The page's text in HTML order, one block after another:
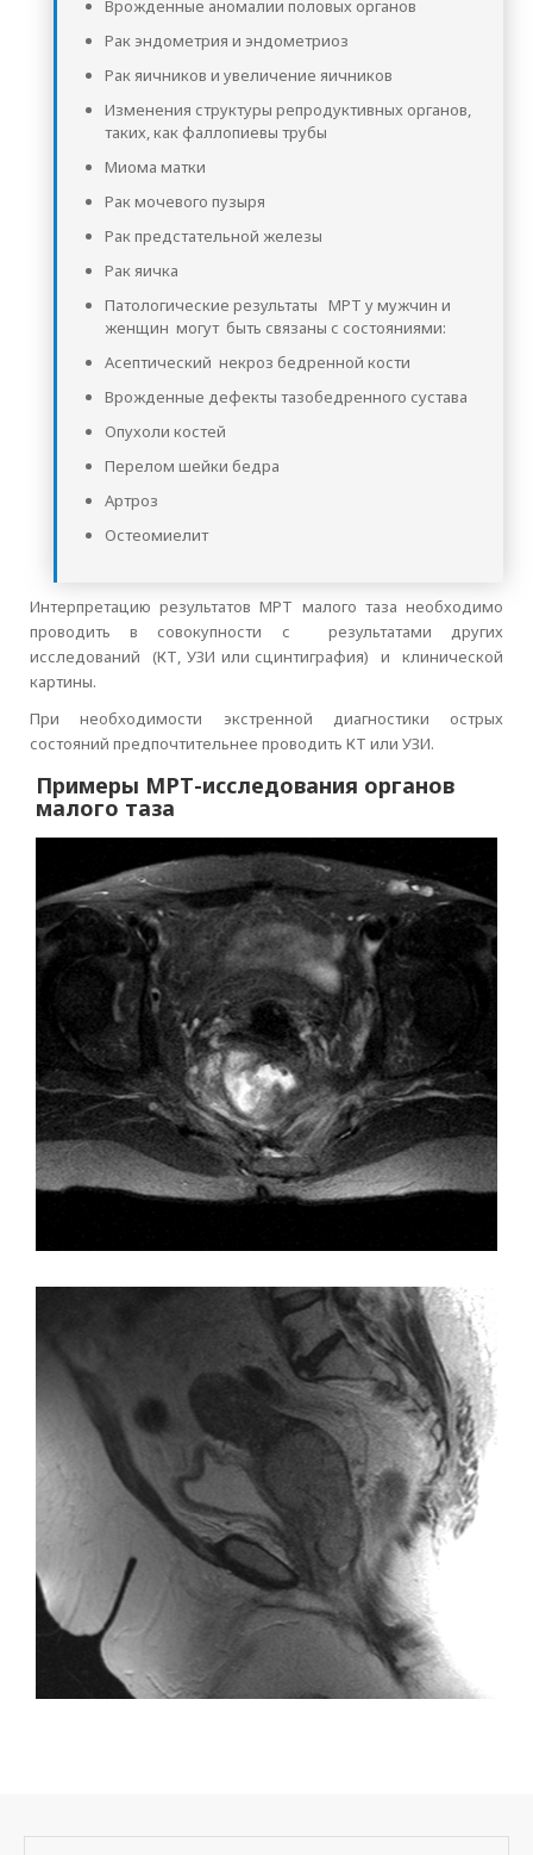
Врожденные аномалии половых органов
Рак эндометрия и эндометриоз
Рак яичников и увеличение яичников
Изменения структуры репродуктивных органов,
таких, как фаллопиевы трубы
Миома матки
Рак мочевого пузыря
Рак предстательной железы
Рак яичка
Патологические результаты МРТ у мужчин и
женщин могут быть связаны с состояниями:
Асептический некроз бедренной кости
Врожденные дефекты тазобедренного сустава
Опухоли костей
Перелом шейки бедра
Артроз
Остеомиелит
Интерпретацию результатов МРТ малого таза необходимо
проводить в совокупности с результатами других
исследований (КТ, УЗИ или сцинтиграфия) и клинической
картины.
При необходимости экстренной диагностики острых
состояний предпочтительнее проводить КТ или УЗИ.
Примеры МРТ-исследования органов
малого таза